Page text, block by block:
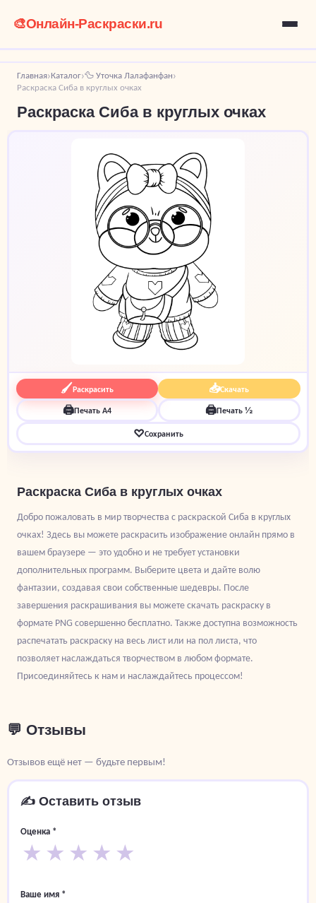
🎨Онлайн-Раскраски.ru
Главная›Каталог›🦆 Уточка Лалафанфан›
Раскраска Сиба в круглых очках
Раскраска Сиба в круглых очках
🖌Раскрасить 📥Скачать
🖨Печать A4 🖨Печать ½
♡Сохранить
Раскраска Сиба в круглых очках
Добро пожаловать в мир творчества с раскраской Сиба в круглых
очках! Здесь вы можете раскрасить изображение онлайн прямо в
вашем браузере — это удобно и не требует установки
дополнительных программ. Выберите цвета и дайте волю
фантазии, создавая свои собственные шедевры. После
завершения раскрашивания вы можете скачать раскраску в
формате PNG совершенно бесплатно. Также доступна возможность
распечатать раскраску на весь лист или на пол листа, что
позволяет наслаждаться творчеством в любом формате.
Присоединяйтесь к нам и наслаждайтесь процессом!
💬 Отзывы
Отзывов ещё нет — будьте первым!
✍️ Оставить отзыв
Оценка *
★ ★ ★ ★ ★
Ваше имя *